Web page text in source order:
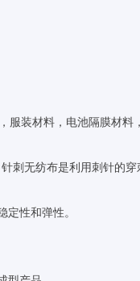
服装材料，电池隔膜材料
刺无纺布是利用刺针的穿
性和弹性。